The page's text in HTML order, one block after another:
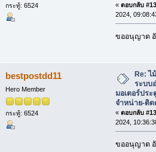
กระทู้: 6524 « ตอบกลับ
2024,
ขออนุญาต
bestpostdd11
Hero Member
กระทู้: 6524
Re: ไ
ระบบ
มอเตอร์ประ
จำหน่าย-ติด
« ตอบกลับ
2024,
ขออนุญาต